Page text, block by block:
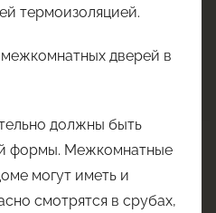
термоизоляцией.
должны быть
формы. Межкомнатные
могут иметь и
смотрятся в срубах,